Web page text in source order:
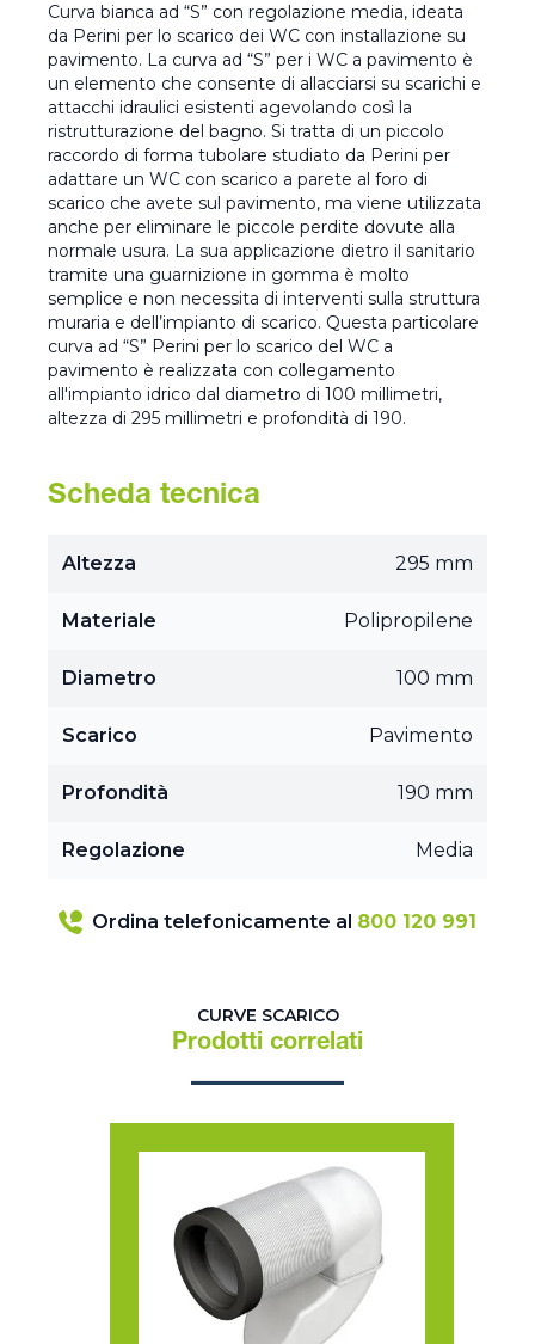
Curva bianca ad “S” con regolazione media, ideata
da Perini per lo scarico dei WC con installazione su
pavimento. La curva ad “S” per i WC a pavimento è
un elemento che consente di allacciarsi su scarichi e
attacchi idraulici esistenti agevolando così la
ristrutturazione del bagno. Si tratta di un piccolo
raccordo di forma tubolare studiato da Perini per
adattare un WC con scarico a parete al foro di
scarico che avete sul pavimento, ma viene utilizzata
anche per eliminare le piccole perdite dovute alla
normale usura. La sua applicazione dietro il sanitario
tramite una guarnizione in gomma è molto
semplice e non necessita di interventi sulla struttura
muraria e dell’impianto di scarico. Questa particolare
curva ad “S” Perini per lo scarico del WC a
pavimento è realizzata con collegamento
all'impianto idrico dal diametro di 100 millimetri,
altezza di 295 millimetri e profondità di 190.
Scheda tecnica
Altezza 295 mm
Materiale Polipropilene
Diametro 100 mm
Scarico Pavimento
Profondità 190 mm
Regolazione Media
Ordina telefonicamente al 800 120 991
CURVE SCARICO
Prodotti correlati